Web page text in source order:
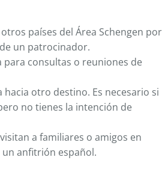
países del Área Schengen por
un patrocinador.
para consultas o reuniones de
otro destino. Es necesario si
no tienes la intención de
a familiares o amigos en
un anfitrión español.